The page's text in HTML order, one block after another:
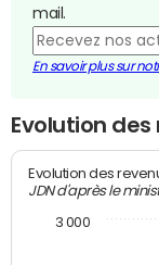
mail.
En savoir plus sur
Evolution
Evolution des
JDN d'après le
3 000